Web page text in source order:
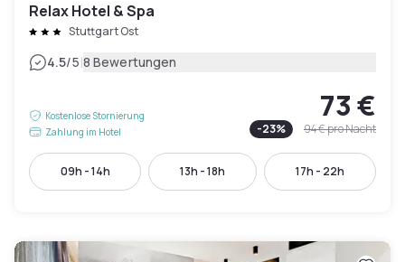
Relax Hotel & Spa
Stuttgart Ost
4.5/5|8 Bewertungen
Kostenlose Stornierung
Zahlung im Hotel
73 €
-23% 94 €pro Nacht
09h - 14h 13h - 18h 17h - 22h